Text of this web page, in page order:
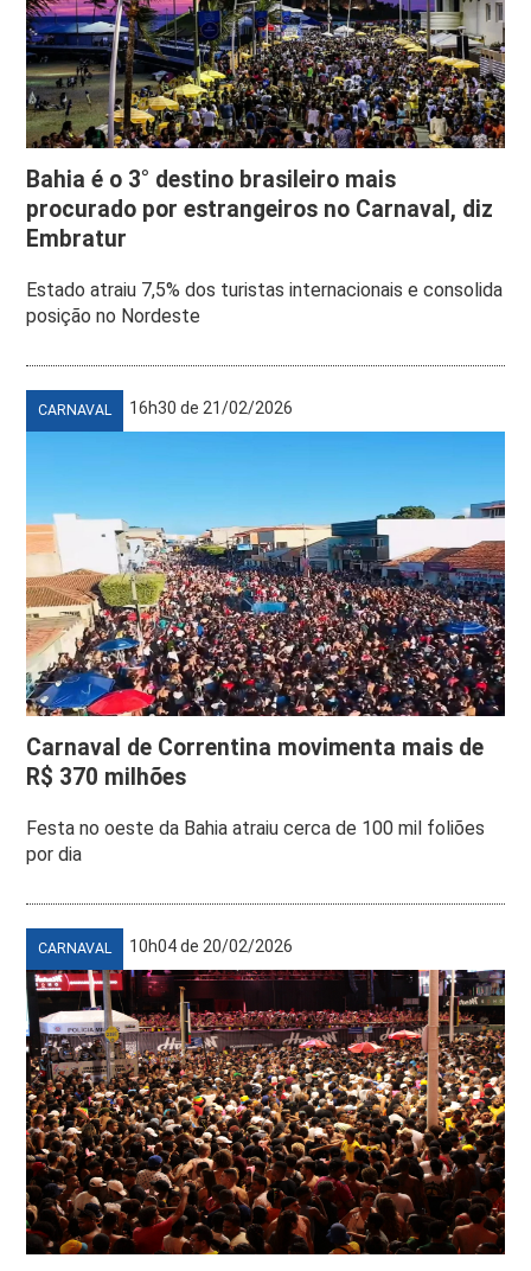
Bahia é o 3° destino brasileiro mais
procurado por estrangeiros no Carnaval, diz
Embratur
Estado atraiu 7,5% dos turistas internacionais e consolida
posição no Nordeste
CARNAVAL 16h30 de 21/02/2026
Carnaval de Correntina movimenta mais de
R$ 370 milhões
Festa no oeste da Bahia atraiu cerca de 100 mil foliões
por dia
CARNAVAL 10h04 de 20/02/2026